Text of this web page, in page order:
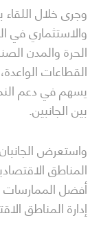
وجرى خلال
والاستثماري في
الحرة والمدن
القطاعات
يسهم في دعم
بين الجانبين.
واستعرض
المناطق
أفضل الممارسات
إدارة المناطق